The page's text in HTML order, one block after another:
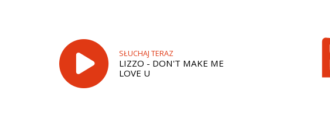
SŁUCHAJ TERAZ
LIZZO - DON'T MAKE ME
LOVE U